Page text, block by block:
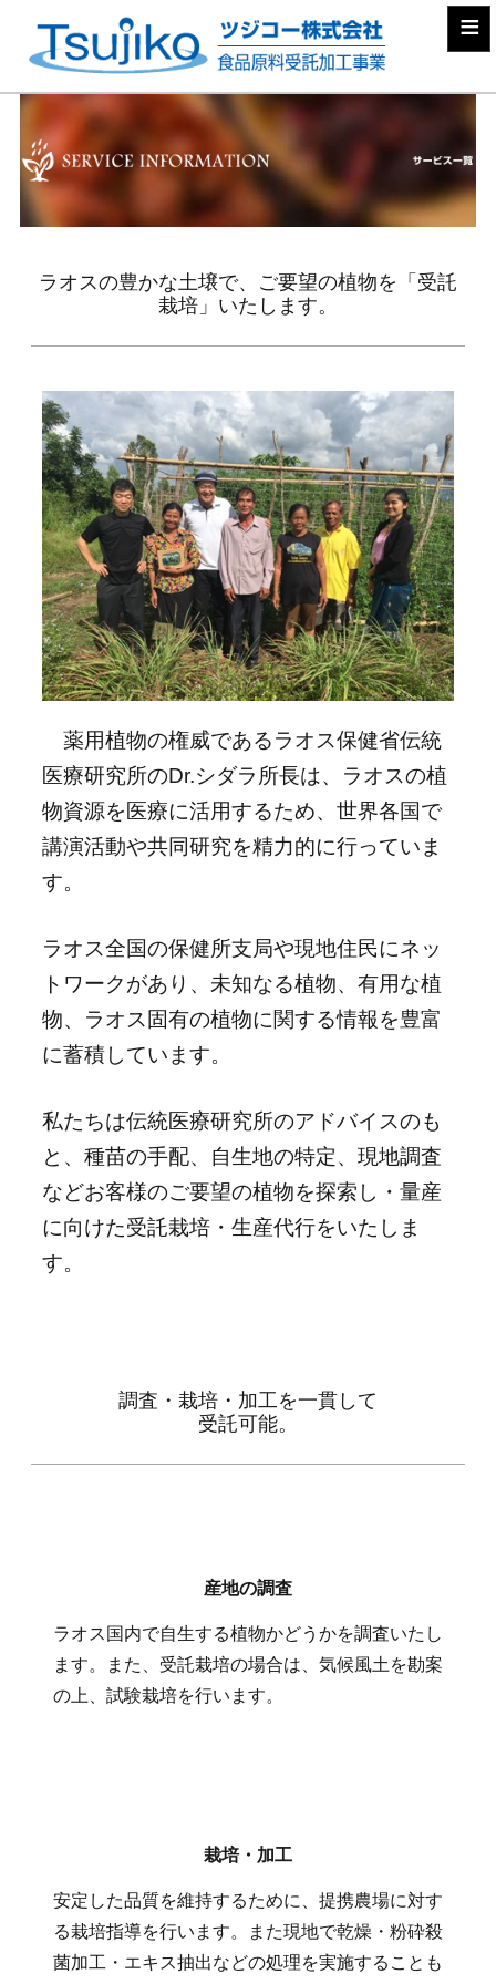
≡
ラオスの豊かな土壌で、ご要望の植物を「受託
栽培」いたします。
薬用植物の権威であるラオス保健省伝統
医療研究所のDr.シダラ所長は、ラオスの植
物資源を医療に活用するため、世界各国で
講演活動や共同研究を精力的に行っていま
す。
ラオス全国の保健所支局や現地住民にネッ
トワークがあり、未知なる植物、有用な植
物、ラオス固有の植物に関する情報を豊富
に蓄積しています。
私たちは伝統医療研究所のアドバイスのも
と、種苗の手配、自生地の特定、現地調査
などお客様のご要望の植物を探索し・量産
に向けた受託栽培・生産代行をいたしま
す。
調査・栽培・加工を一貫して
受託可能。
産地の調査
ラオス国内で自生する植物かどうかを調査いたし
ます。また、受託栽培の場合は、気候風土を勘案
の上、試験栽培を行います。
栽培・加工
安定した品質を維持するために、提携農場に対す
る栽培指導を行います。また現地で乾燥・粉砕殺
菌加工・エキス抽出などの処理を実施することも